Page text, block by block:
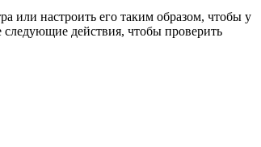
или настроить его таким образом, чтобы у
действия, чтобы проверить